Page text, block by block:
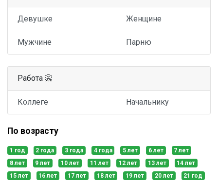
Девушке Женщине
Мужчине Парню
Работа 📀
Коллеге Начальнику
По возрасту
1 год 2 года 3 года 4 года 5 лет 6 лет
7 лет
8 лет
9 лет 10 лет 11 лет 12 лет 13 лет
14 лет
15 лет
16 лет 17 лет 18 лет 19 лет 20 лет
21 год